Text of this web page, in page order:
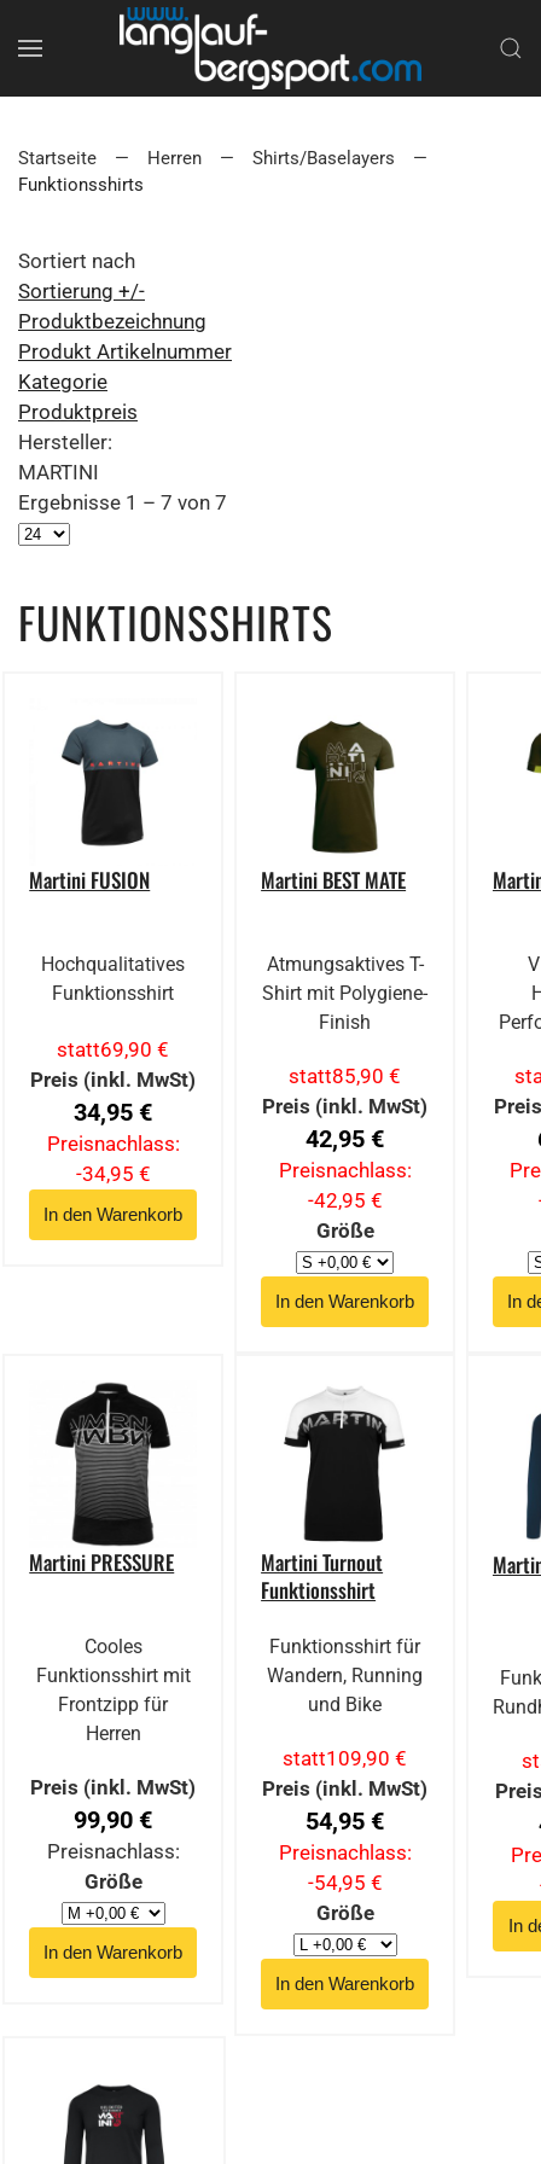
Startseite Herren
Shirts/Baselayers
Funktionsshirts
Sortiert nach
Sortierung +/-
Produktbezeichnung
Produkt Artikelnummer
Kategorie
Produktpreis
Hersteller:
MARTINI
Ergebnisse 1 – 7 von 7
FUNKTIONSSHIRTS
Martini FUSION
Hochqualitatives
Funktionsshirt
statt69,90 €
Preis (inkl. MwSt)
34,95 €
Preisnachlass:
-34,95 €
Martini BEST MATE
Atmungsaktives T-
Shirt mit Polygiene-
Finish
statt85,90 €
Preis (inkl. MwSt)
42,95 €
Preisnachlass:
-42,95 €
Größe
Martini PRESSURE
Cooles
Funktionsshirt mit
Frontzipp für
Herren
Preis (inkl. MwSt)
99,90 €
Preisnachlass:
Größe
Martini Turnout
Funktionsshirt
Funktionsshirt für
Wandern, Running
und Bike
statt109,90 €
Preis (inkl. MwSt)
54,95 €
Preisnachlass:
-54,95 €
Größe